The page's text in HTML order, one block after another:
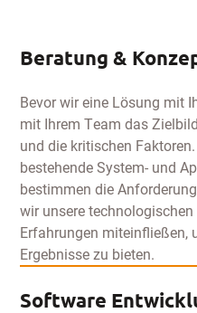
Beratung &
Bevor wir eine Lösung mit
mit Ihrem Team das
und die kritischen
bestehende System- und
bestimmen die
wir unsere
Erfahrungen miteinfließen,
Ergebnisse zu bieten.
Software